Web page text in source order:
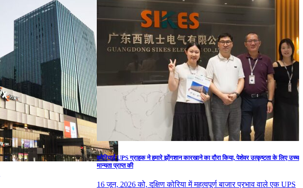
कोरियाई UPS ग्राहक ने हमारे झोंगशान कारखाने का दौरा किया, पेशेवर उत्कृष्टता के लिए उच्च
मान्यता प्राप्त की
16 जून, 2026 को, दक्षिण कोरिया में महत्वपूर्ण बाजार प्रभाव वाले एक UPS